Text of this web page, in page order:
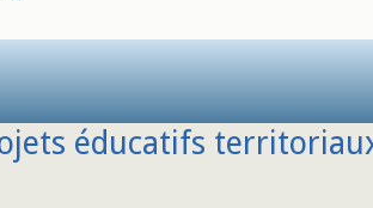
éducatifs